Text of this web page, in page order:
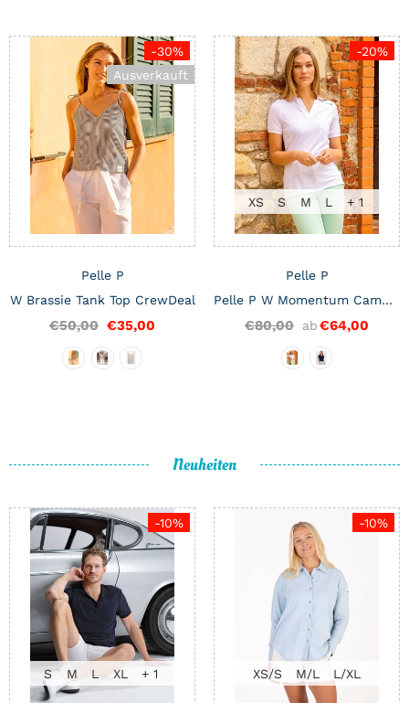
-30%
Ausverkauft
Pelle P
W Brassie Tank Top CrewDeal
€50,00 €35,00
-20%
XS S M L + 1
Pelle P
Pelle P W Momentum Camber Polo CrewDeal
€80,00 ab€64,00
Neuheiten
-10%
S M L XL + 1
-10%
XS/S M/L L/XL